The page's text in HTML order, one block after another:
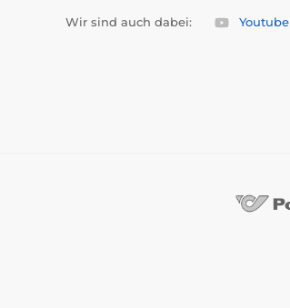
Wir sind auch dabei: Youtube